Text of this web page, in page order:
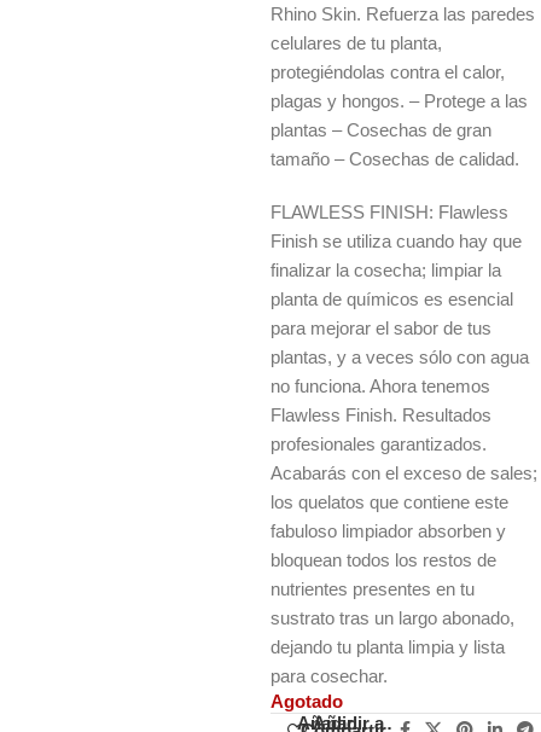
Rhino Skin. Refuerza las paredes
celulares de tu planta,
protegiéndolas contra el calor,
plagas y hongos. – Protege a las
plantas – Cosechas de gran
tamaño – Cosechas de calidad.
FLAWLESS FINISH: Flawless
Finish se utiliza cuando hay que
finalizar la cosecha; limpiar la
planta de químicos es esencial
para mejorar el sabor de tus
plantas, y a veces sólo con agua
no funciona. Ahora tenemos
Flawless Finish. Resultados
profesionales garantizados.
Acabarás con el exceso de sales;
los quelatos que contiene este
fabuloso limpiador absorben y
bloquean todos los restos de
nutrientes presentes en tu
sustrato tras un largo abonado,
dejando tu planta limpia y lista
para cosechar.
Agotado
Añadir
Añadir a